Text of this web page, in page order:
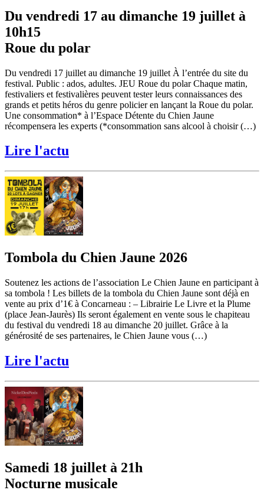
Du vendredi 17 au dimanche 19 juillet à
10h15
Roue du polar
Du vendredi 17 juillet au dimanche 19 juillet À l’entrée du site du
festival. Public : ados, adultes. JEU Roue du polar Chaque matin,
festivaliers et festivalières peuvent tester leurs connaissances des
grands et petits héros du genre policier en lançant la Roue du polar.
Une consommation* à l’Espace Détente du Chien Jaune
récompensera les experts (*consommation sans alcool à choisir (…)
Lire l'actu
Tombola du Chien Jaune 2026
Soutenez les actions de l’association Le Chien Jaune en participant à
sa tombola ! Les billets de la tombola du Chien Jaune sont déjà en
vente au prix d’1€ à Concarneau : – Librairie Le Livre et la Plume
(place Jean-Jaurès) Ils seront également en vente sous le chapiteau
du festival du vendredi 18 au dimanche 20 juillet. Grâce à la
générosité de ses partenaires, le Chien Jaune vous (…)
Lire l'actu
Samedi 18 juillet à 21h
Nocturne musicale